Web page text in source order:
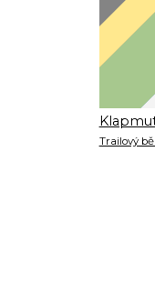
Trailový